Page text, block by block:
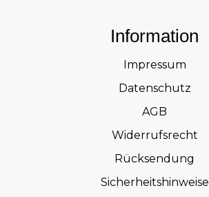
Information
Impressum
Datenschutz
AGB
Widerrufsrecht
Rücksendung
Sicherheitshinweise